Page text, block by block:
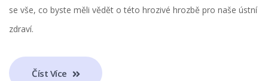
se vše, co byste měli vědět o této hrozivé hrozbě pro naše ústní
zdraví.
Číst Více